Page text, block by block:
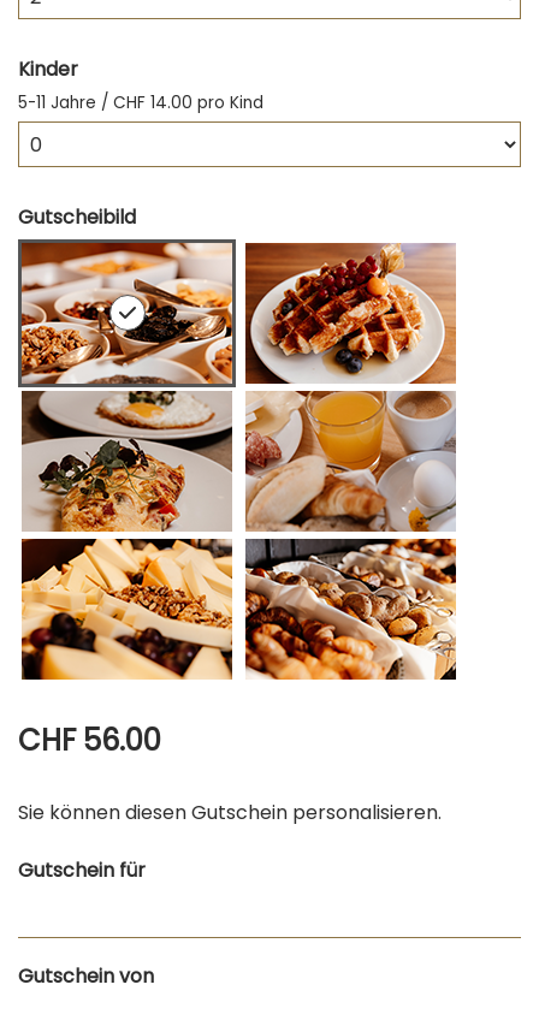
Kinder
5-11 Jahre / CHF 14.00 pro Kind
Gutscheibild
CHF 56.00
Sie können diesen Gutschein personalisieren.
Gutschein für
Gutschein von